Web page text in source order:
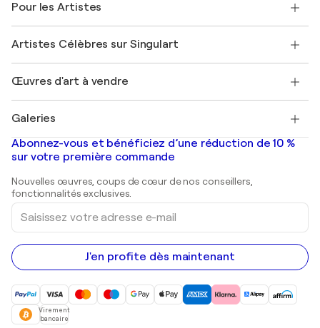
Offrir une carte cadeau
Rejoignez notre programme commercial
Mon compte
+33 1 76 44 06 42
FAQ
Magazine Singulart
Emplois
Découvrez une sélection d'art original
Pour les Artistes
Se connecter en tant qu'Artiste
Artistes Célèbres sur Singulart
Marc Chagall
Banksy
Mr. Brainwash
Shepard Fairey
Œuvres d'art à vendre
Tableaux abstraits à vendre
Peintures de paysage
Estampes
Peintures acryliques
Galeries
Galeries d'art en France
Galeries d'art en Belgique
Abonnez-vous et bénéficiez d’une réduction de 10 %
sur votre première commande
Nouvelles œuvres, coups de cœur de nos conseillers,
fonctionnalités exclusives.
Saisissez
votre
adresse
e-
mail
J'en profite dès maintenant
Virement
bancaire